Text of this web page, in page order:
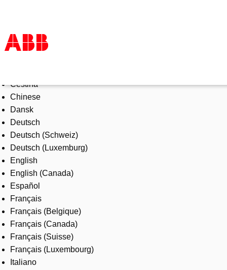
Products & Solutions
Industries
Services
About us
Where to buy
Contact us
Careers
Čeština
Chinese
Dansk
Deutsch
Deutsch (Schweiz)
Deutsch (Luxemburg)
English
English (Canada)
Español
Français
Français (Belgique)
Français (Canada)
Français (Suisse)
Français (Luxembourg)
Italiano